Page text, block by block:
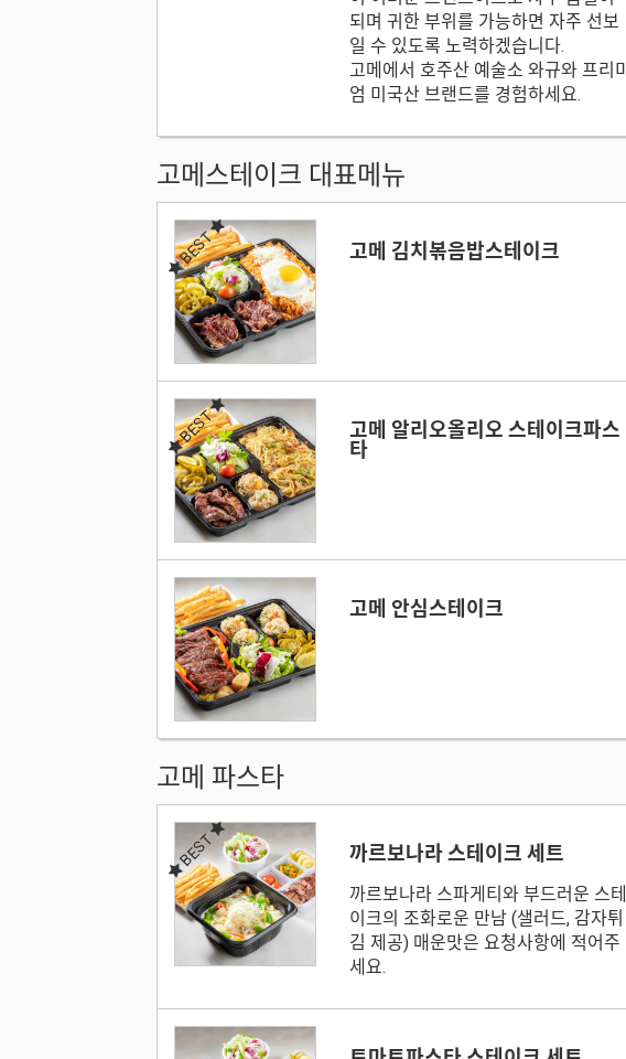
되며 귀한 부위를 가능하면 자주 선보
일 수 있도록 노력하겠습니다.
고메에서 호주산 예술소 와규와 프리미
엄 미국산 브랜드를 경험하세요.
고메스테이크 대표메뉴
BEST 고메 김치볶음밥스테이크
BEST
고메 알리오올리오 스테이크파스
타
고메 안심스테이크
고메 파스타
BEST 까르보나라 스테이크 세트
까르보나라 스파게티와 부드러운 스테
이크의 조화로운 만남 (샐러드, 감자튀
김 제공) 매운맛은 요청사항에 적어주
세요.